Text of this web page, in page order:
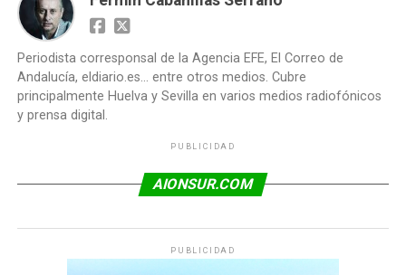
Periodista corresponsal de la Agencia EFE, El Correo de
Andalucía, eldiario.es... entre otros medios. Cubre
principalmente Huelva y Sevilla en varios medios radiofónicos
y prensa digital.
PUBLICIDAD
AIONSUR.COM
PUBLICIDAD